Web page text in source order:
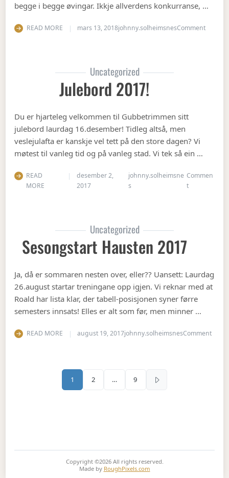
begge i begge øvingar. Ikkje allverdens konkurranse, …
READ MORE mars 13, 2018johnny.solheimsnesCommenton
Uncategorized
Julebord 2017!
Du er hjarteleg velkommen til Gubbetrimmen sitt
julebord laurdag 16.desember! Tidleg altså, men
veslejulafta er kanskje vel tett på den store dagen? Vi
møtest til vanleg tid og på vanleg stad. Vi tek så ein …
READ
MORE
desember 2,
2017
johnny.solheimsne
s
Commen
ton Julebord
Uncategorized
Sesongstart Hausten 2017
Ja, då er sommaren nesten over, eller?? Uansett: Laurdag
26.august startar treningane opp igjen. Vi reknar med at
Roald har lista klar, der tabell-posisjonen syner førre
semesters innsats! Elles er alt som før, men minner …
READ MORE august 19, 2017johnny.solheimsnesCommenton
Sidepaginering
1 2 … 9
Copyright ©2026 All rights reserved.
Made by RoughPixels.com